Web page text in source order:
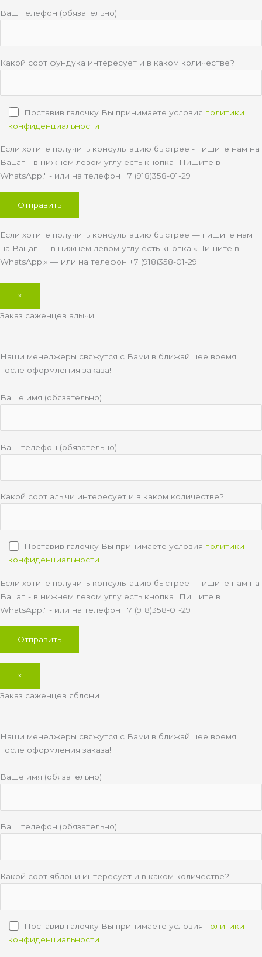
Ваш телефон (обязательно)
Какой сорт фундука интересует и в каком количестве?
Поставив галочку Вы принимаете условия политики
конфиденциальности
Если хотите получить консультацию быстрее - пишите нам на
Вацап - в нижнем левом углу есть кнопка "Пишите в
WhatsApp!" - или на телефон +7 (918)358-01-29
Если хотите получить консультацию быстрее — пишите нам
на Вацап — в нижнем левом углу есть кнопка «Пишите в
WhatsApp!» — или на телефон +7 (918)358-01-29
×
Заказ саженцев алычи
Наши менеджеры свяжутся с Вами в ближайшее время
после оформления заказа!
Ваше имя (обязательно)
Ваш телефон (обязательно)
Какой сорт алычи интересует и в каком количестве?
Поставив галочку Вы принимаете условия политики
конфиденциальности
Если хотите получить консультацию быстрее - пишите нам на
Вацап - в нижнем левом углу есть кнопка "Пишите в
WhatsApp!" - или на телефон +7 (918)358-01-29
×
Заказ саженцев яблони
Наши менеджеры свяжутся с Вами в ближайшее время
после оформления заказа!
Ваше имя (обязательно)
Ваш телефон (обязательно)
Какой сорт яблони интересует и в каком количестве?
Поставив галочку Вы принимаете условия политики
конфиденциальности